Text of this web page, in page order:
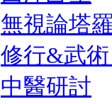
無視論塔
修行&武術
中醫研討